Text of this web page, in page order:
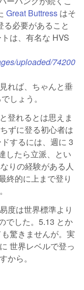
Great Buttress はそ
る必要があること
は、有名な HVS
uploaded/74200
れば、ちゃんと垂
しょう。
登れるとは思えま
ずに登る初心者は
するには、週に 3
したら立派、とい
りの経験がある人
終的に上まで登り
度は世界標準より
でした。5.13 とか
驚きませんが。実
世界レベルで登っ
から。